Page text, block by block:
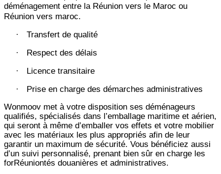
déménagement entre la Réunion vers le Maroc ou
Réunion vers maroc.
· Transfert de qualité
· Respect des délais
· Licence transitaire
·
Prise en charge des démarches administratives
Wonmoov met à votre disposition ses déménageurs
qualifiés, spécialisés dans l’emballage maritime et aérien,
qui seront à même d’emballer vos effets et votre mobilier
avec les matériaux les plus appropriés afin de leur
garantir un maximum de sécurité. Vous bénéficiez aussi
d’un suivi personnalisé, prenant bien sûr en charge les
forRéuniontés douanières et administratives.